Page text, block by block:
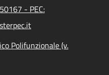
- PEC:
Polifunzionale (v.